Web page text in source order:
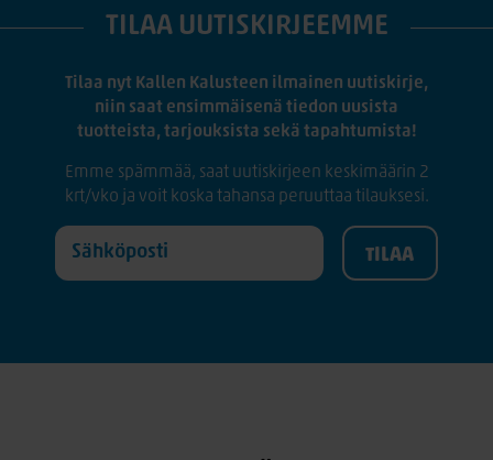
TILAA UUTISKIRJEEMME
Tilaa nyt Kallen Kalusteen ilmainen uutiskirje,
niin saat ensimmäisenä tiedon uusista
tuotteista, tarjouksista sekä tapahtumista!
Emme spämmää, saat uutiskirjeen keskimäärin 2
krt/vko ja voit koska tahansa peruuttaa tilauksesi.